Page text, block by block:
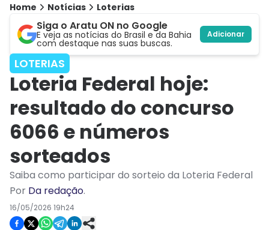
Home Notícias Loterias
Siga o Aratu ON no Google
E veja as notícias do Brasil e da Bahia
com destaque nas suas buscas.
Adicionar
LOTERIAS
Loteria Federal hoje:
resultado do concurso
6066 e números
sorteados
Saiba como participar do sorteio da Loteria Federal
Por Da redação.
16/05/2026 19h24